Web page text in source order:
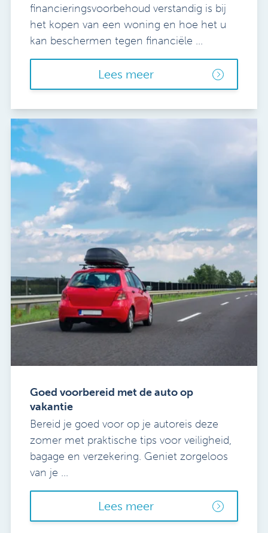
financieringsvoorbehoud verstandig is bij
het kopen van een woning en hoe het u
kan beschermen tegen financiële ...
Lees meer
Goed voorbereid met de auto op
vakantie
Bereid je goed voor op je autoreis deze
zomer met praktische tips voor veiligheid,
bagage en verzekering. Geniet zorgeloos
van je ...
Lees meer